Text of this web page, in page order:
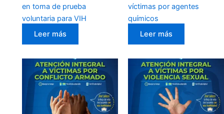
en toma de prueba
voluntaria para VIH
Leer más
víctimas por agentes
químicos
Leer más